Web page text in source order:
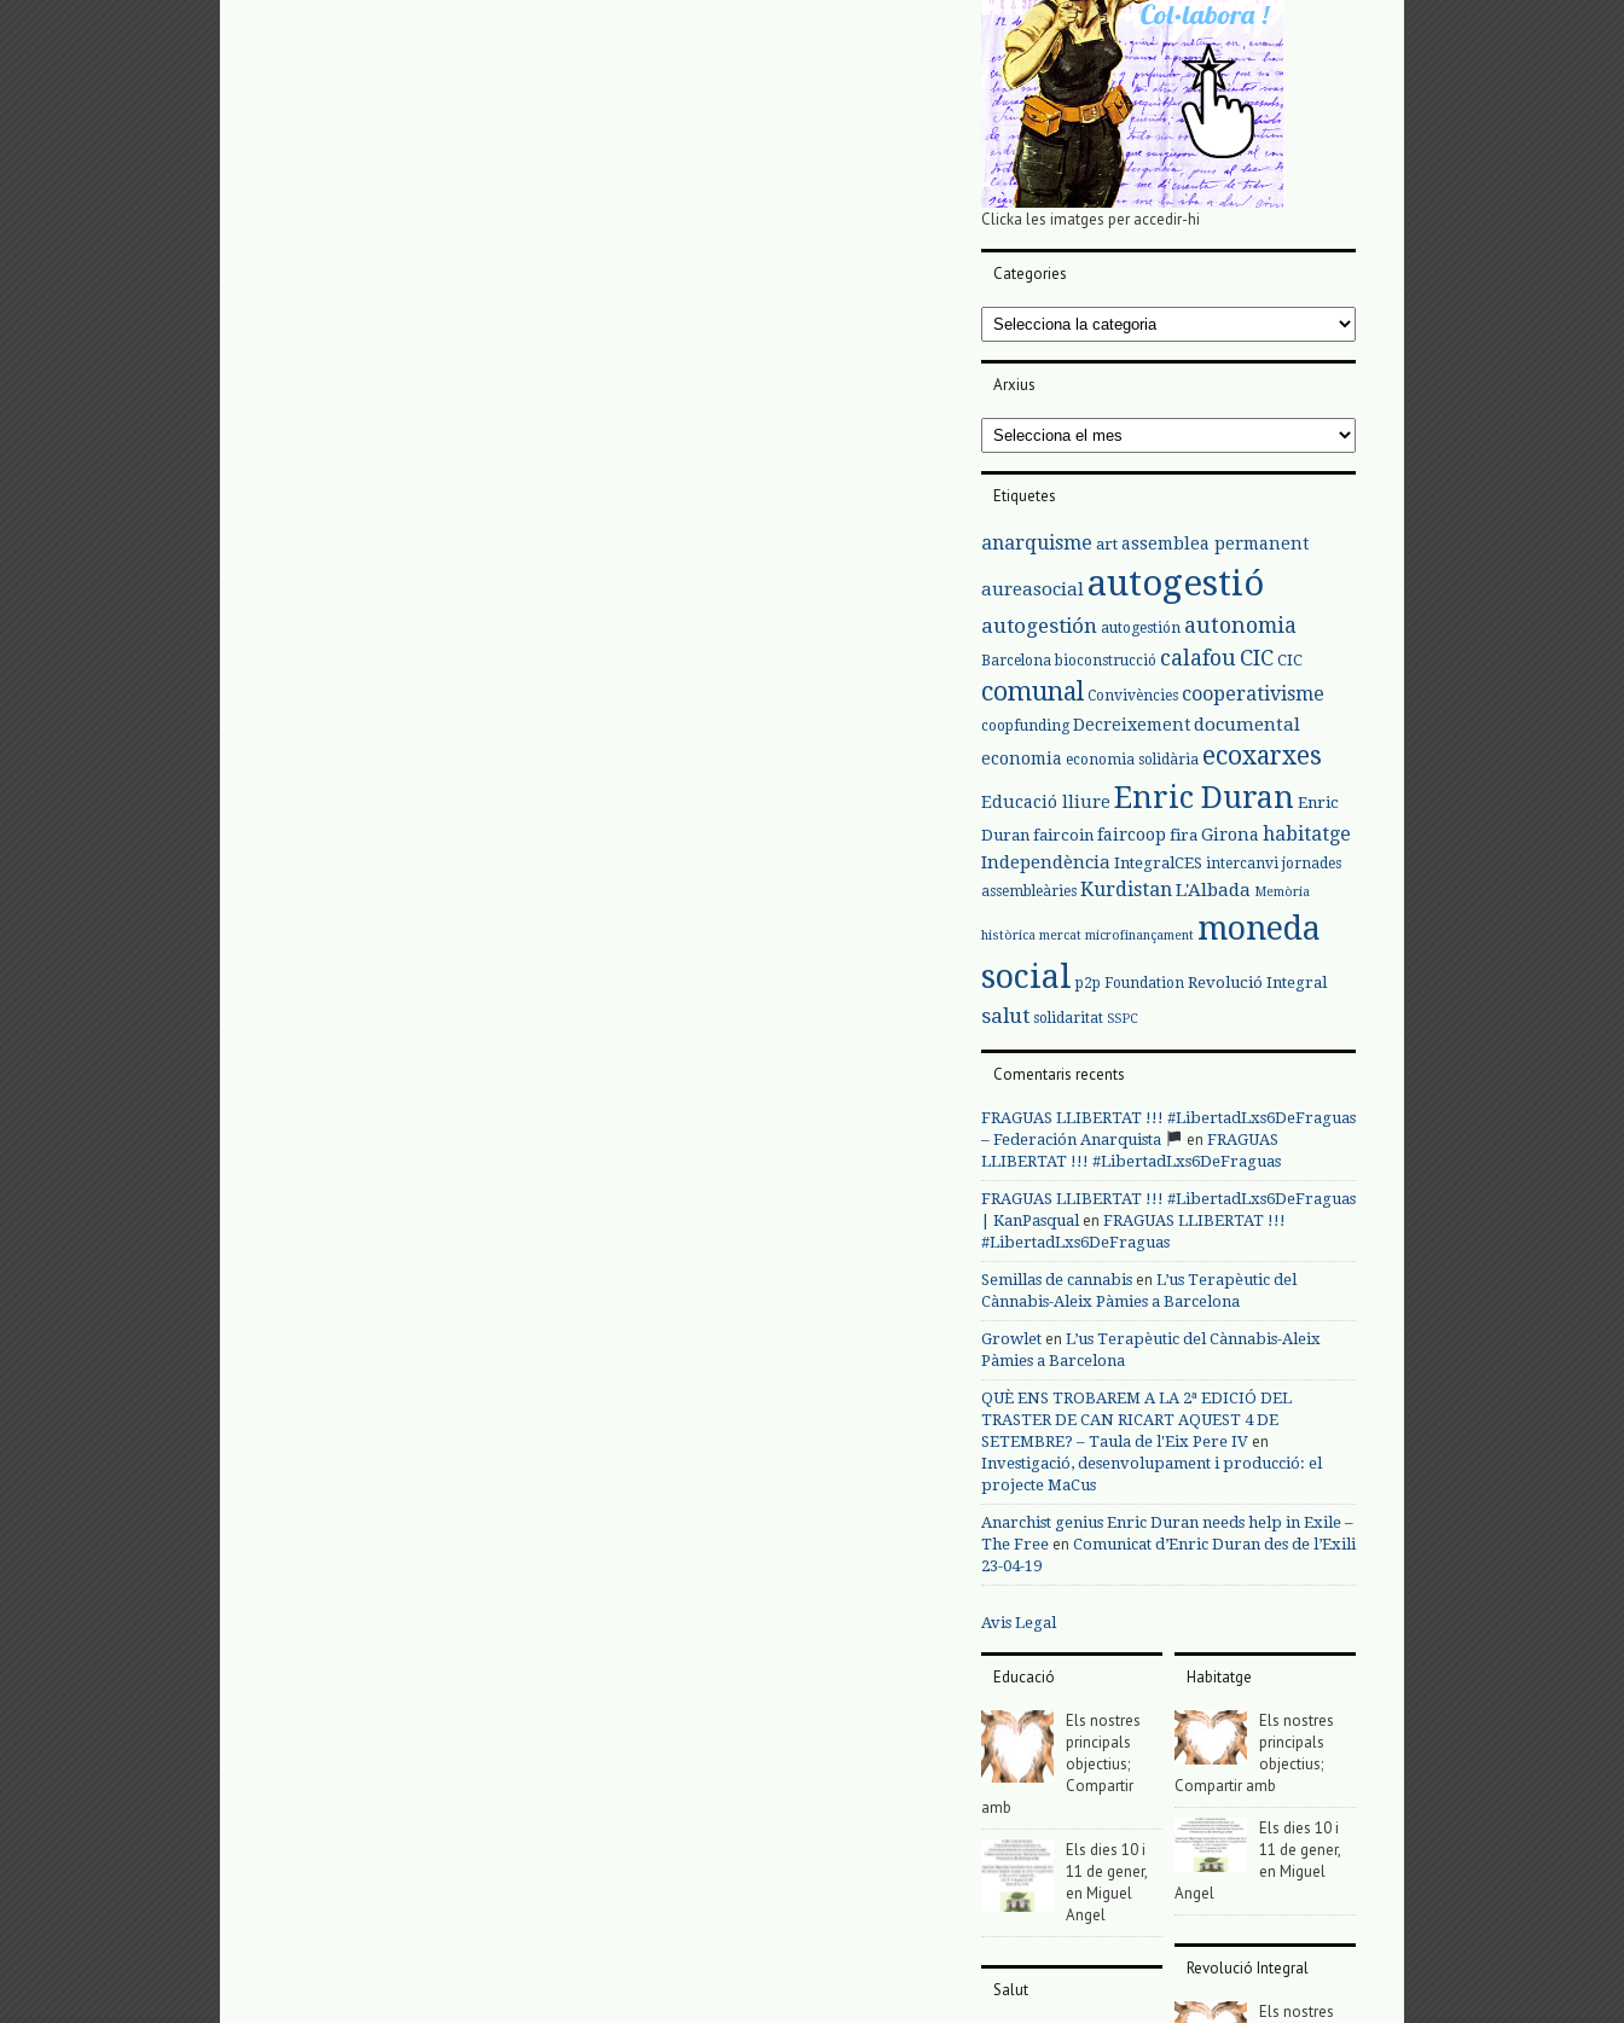
Clicka les imatges per accedir-hi
Categories
Categories
Arxius
Arxius
Etiquetes
anarquisme art assemblea permanent
aureasocial autogestió
autogestión autogestión autonomia
Barcelona bioconstrucció calafou CIC CIC
comunal Convivències cooperativisme
coopfunding Decreixementdocumental
economia economia solidària ecoxarxes
Educació lliure Enric Duran Enric
Duran faircoin faircoop fira Girona habitatge
Independència IntegralCES intercanvi jornades
assembleàries Kurdistan L'Albada Memòria
històrica mercat microfinançament moneda
social p2p Foundation Revolució Integral
salut solidaritat SSPC
Comentaris recents
FRAGUAS LLIBERTAT !!! #LibertadLxs6DeFraguas
– Federación Anarquista
en FRAGUAS
LLIBERTAT !!! #LibertadLxs6DeFraguas
FRAGUAS LLIBERTAT !!! #LibertadLxs6DeFraguas
| KanPasqualen FRAGUAS LLIBERTAT !!!
#LibertadLxs6DeFraguas
Semillas de cannabis en L’us Terapèutic del
Cànnabis-Aleix Pàmies a Barcelona
Growlet en L’us Terapèutic del Cànnabis-Aleix
Pàmies a Barcelona
QUÈ ENS TROBAREM A LA 2ª EDICIÓ DEL
TRASTER DE CAN RICART AQUEST 4 DE
SETEMBRE? – Taula de l'Eix Pere IV en
Investigació, desenvolupament i producció: el
projecte MaCus
Anarchist genius Enric Duran needs help in Exile –
The Free en Comunicat d’Enric Duran des de l’Exili
23-04-19
Avis Legal
Educació
Els nostres
principals
objectius;
Compartir
amb
Els dies 10 i
11 de gener,
en Miguel
Angel
Salut
Habitatge
Els nostres
principals
objectius;
Compartir amb
Els dies 10 i
11 de gener,
en Miguel
Angel
Revolució Integral
Els nostres